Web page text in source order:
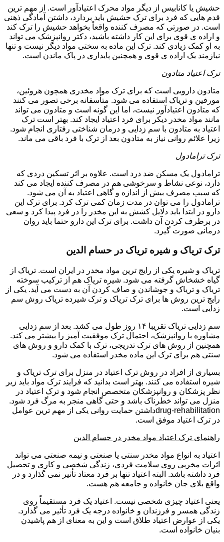
حشیش یا کانابیس از دیگر مواد محرک اعتیادآور است. از مهم ترین
قدم هایی که فرد برای ترک حشیش باید بردارد، داشتن آمادگی ذهنی
است. در صورتی که مصرف کننده واقعاً بخواهد حشیش را ترک کند
و اراده ی قوی برای این کار داشته باشید، دکتر روانپزشک می تواند
به او کمک زیادی کند. ترک این ماده به سختی مواد دیگر نیست و تنها
نیازمند یک اراده ی قوی و همچنین پایداری در پاک ماندن است.
ترک اعتیاد متادون
متادون دارویی است که برای ترک مواد مخدری همچون هروئین،
مورفین و تریاک استفاده می شود. متأسفانه برخی تصور می کنند
که متادون اعتیادآور نیست، اما این گونه است و متادون می تواند
مانند مواد مخدر دیکر برای فرد اعتیاد ایجاد کند. بهتر است ترک
اعتیاد به متادون با سم زدایی و درمان شناختی رفتاری انجام شود.
زیرا علائم روانی نیاز به متادون بعد از ترک با فرد باقی می ماند.
ترک ترامادول
ترامادول یک مسکن ضد درد است. علاوه بر اثر تسکین دردی که
دارد، نوعی نشاط و سرخوشی هم در مصرف کننده ایجاد می کند
که سبب مصرف بیش از اندازه و گاهی اعتیاد به آن می شود.
ترامادول را می توان در مدت زمان کمی ترک کرد. برای ترک این
دارو در ابتدا باید دلایل کشش به این مخدر را در فرد پیدا کرد و سعی
در برطرف کردن آن داشت. برای ترک این دارو حتما باید روان
درمانی صورت گیرد.
ترک تریاک و شیره تریاک در حسام الدین
تریاک و شیره یکی از رایج ترین مواد مخدر در ایران است. تریاک از
گیاه خشخاش گرفته می شود. شیره تریاک هم از ترکیب سوخته
تریاک و تریاک و جوشاندن و صاف کردن آن به دست می آید. یکی از
رایج ترین روش ها برای ترک تریاک و ترک شیرده تریاک روش سم
زدایی است.
سم زدایی تریاک تقریبا ۱۴ روز طول می کشد. بعد از سم زدایی
مشاوره با روانپزشک، احتمال ترک موفقیت آمیز را بیشتر می کند.
همچنین از روش های ترک تدریجی، ترک با کمک دارو و روش های
سنتی هم برای ترک این ماده مخدر استفاده می شود.
بسیاری از افراد در روش ترک اعتیاد در منزل برای ترک تریاک و
شیره استفاده می کنند. بهتر است بدانید که فرایند ترک مواد باید زیر
نظر پزشکان و روانپزشکان متخصص انجام شود و ترک اعتیاد در
منزل می تواند خطرناک باشد و حتی گاهی منجر به مرگ فرد شود.
drug-rehabilitationداشتن حمایت روانی یکی از مهم ترین عوامل
در ترک اعتیاد موفق است.
راهنمای ترک اعتیاد مواد مخدر در حسام الدین
اعتیاد به انواع مواد مخدر سنتی یا صنعتی و نیمه صنعتی می تواند
اثرات مخربی روی سلامت فردی، زندگی شخصی و کاری و تحصیل
فرد داشته باشد. البته اعتیاد تنها بر فرد معتاد تأثیر نمی گذارد و در
واقع بلای جان خانواده و جامعه هم هست.
یعنی اعتیاد چیزی شخصی نیست. اعتیاد یک فرد مستقیماً روی
زندگی همسر و فرزندان و خانواده درجه یک فرد تأثیر می گذارد.
یکی از عوارض اعتیاد طلاق است و این به معنای از هم پاشیدن
بنیان خانواده است.